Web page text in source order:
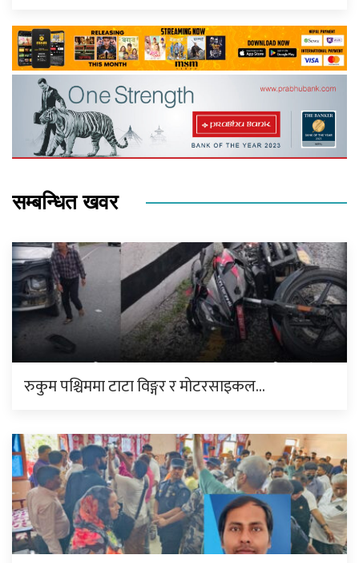
सम्बन्धित खवर
रुकुम पश्चिममा टाटा विङ्गर र मोटरसाइकल…